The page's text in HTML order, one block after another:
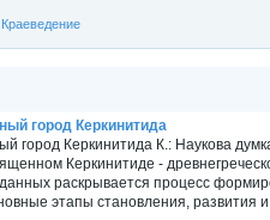
Краеведение
город Керкинитида
город Керкинитида К.: Наукова
Керкинитиде -
раскрывается процесс
этапы становления, развития и...